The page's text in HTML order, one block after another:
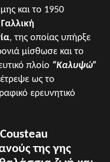
και το 1950
Γαλλική
, της οποίας υπήρξε
μίσθωσε και το
πλοίο “Καλυψώ”
ως το
ερευνητικό
της γης